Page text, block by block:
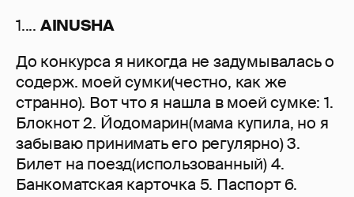
1.... AINUSHA
До конкурса я никогда не задумывалась о
содерж. моей сумки(честно, как же
странно). Вот что я нашла в моей сумке: 1.
Блокнот 2. Йодомарин(мама купила, но я
забываю принимать его регулярно) 3.
Билет на поезд(использованный) 4.
Банкоматская карточка 5. Паспорт 6.